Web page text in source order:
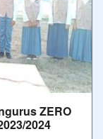
ZERO
2024